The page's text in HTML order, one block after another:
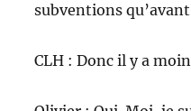
subventions
CLH : Donc il y a